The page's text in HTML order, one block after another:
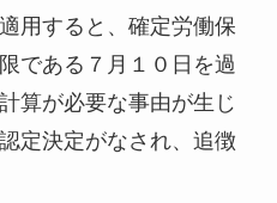
用すると、確定労働保
である７月１０日を過
算が必要な事由が生じ
定決定がなされ、追徴